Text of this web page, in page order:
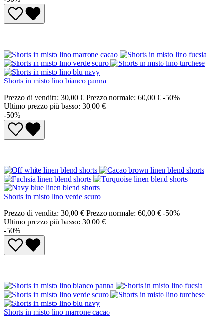
Shorts in misto lino bianco panna
Prezzo di vendita: 30,00 € Prezzo normale: 60,00 € -50%
Ultimo prezzo più basso: 30,00 €
-50%
Shorts in misto lino verde scuro
Prezzo di vendita: 30,00 € Prezzo normale: 60,00 € -50%
Ultimo prezzo più basso: 30,00 €
-50%
Shorts in misto lino marrone cacao